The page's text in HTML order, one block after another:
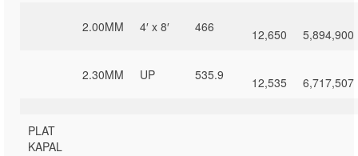
2.00MM 4′ x 8′ 466 12,650 5,894,900
2.30MM UP 535.9 12,535 6,717,507
PLAT
KAPAL